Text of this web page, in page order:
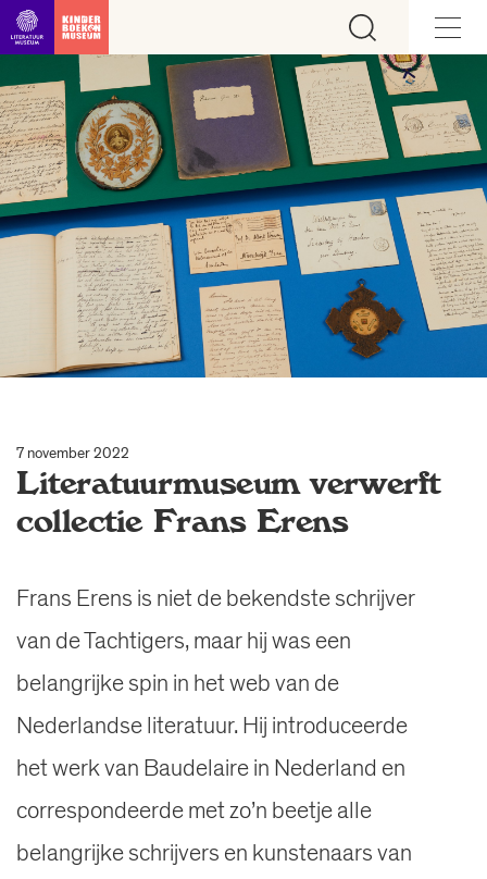
Ga direct naar inhoud
7 november 2022
Literatuurmuseum verwerft
collectie Frans Erens
Frans Erens is niet de bekendste schrijver
van de Tachtigers, maar hij was een
belangrijke spin in het web van de
Nederlandse literatuur. Hij introduceerde
het werk van Baudelaire in Nederland en
correspondeerde met zo’n beetje alle
belangrijke schrijvers en kunstenaars van